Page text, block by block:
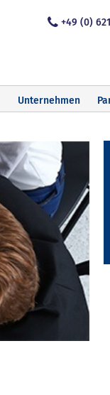
+49 (0)
Unternehmen